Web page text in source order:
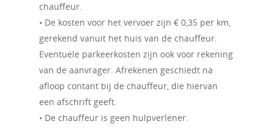
chauffeur.
• De kosten voor het vervoer zijn € 0,35 per km,
gerekend vanuit het huis van de chauffeur.
Eventuele parkeerkosten zijn ook voor rekening
van de aanvrager. Afrekenen geschiedt na
afloop contant bij de chauffeur, die hiervan
een afschrift geeft.
• De chauffeur is geen hulpverlener.
Kaarten
Kienen
Koffie uurtje
Luisterkring
Diversen
Rijbewijskeuring
Kortingen
Nieuws
Klökske
Infoblad
Werkgroepen
Hometeam
Website
Foto’s
Contact